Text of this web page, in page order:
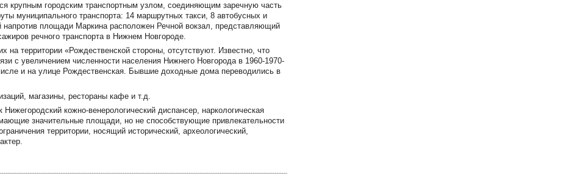
крупным городским транспортным узлом, соединяющим заречную часть
муниципального транспорта: 14 маршрутных такси, 8 автобусных и
площади Маркина расположен Речной вокзал, представляющий
речного транспорта в Нижнем Новгороде.
территории «Рождественской стороны, отсутствуют. Известно, что
с увеличением численности населения Нижнего Новгорода в 1960-1970-
и на улице Рождественская. Бывшие доходные дома переводились в
магазины, рестораны кафе и т.д.
кожно-венерологический диспансер, наркологическая
значительные площади, но не способствующие привлекательности
территории, носящий исторический, археологический,